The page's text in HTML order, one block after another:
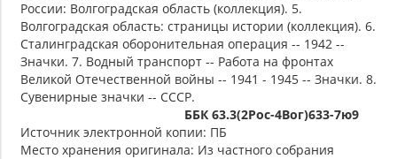
России: Волгоградская область (коллекция). 5.
Волгоградская область: страницы истории (коллекция). 6.
Сталинградская оборонительная операция -- 1942 --
Значки. 7. Водный транспорт -- Работа на фронтах
Великой Отечественной войны -- 1941 - 1945 -- Значки. 8.
Сувенирные значки -- СССР.
ББК 63.3(2Рос-4Вог)633-7ю9
Источник электронной копии: ПБ
Место хранения оригинала: Из частного собрания